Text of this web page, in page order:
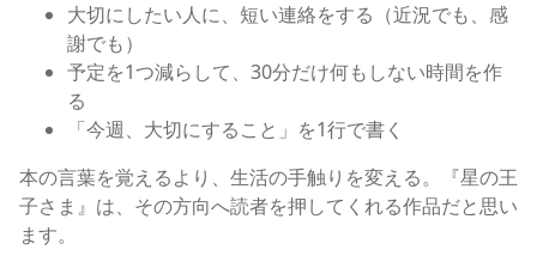
大切にしたい人に、短い連絡をする（近況でも、感
謝でも）
予定を1つ減らして、30分だけ何もしない時間を作
る
「今週、大切にすること」を1行で書く
本の言葉を覚えるより、生活の手触りを変える。『星の王
子さま』は、その方向へ読者を押してくれる作品だと思い
ます。